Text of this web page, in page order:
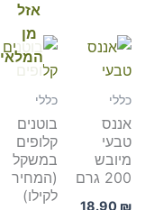
כללי
אננס
טבעי
מיובש
200 גרם
18.90 ₪
אזל
מן
המלאי
כללי
בוטנים
קלופים
במשקל
(המחיר
לקילו)